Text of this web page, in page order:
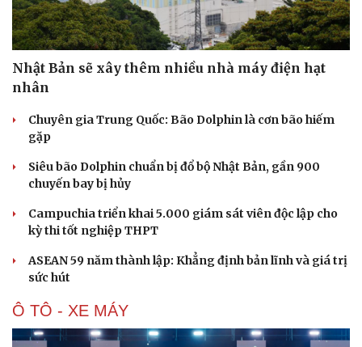
Tư vấn
Săn Tour
check-in
Câu chuyện thời sự
Đọc truyện đêm khuya
Cửa sổ tình yêu
Kể chuyện cho bé
Hạt giống tâm hồn
Nhật Bản sẽ xây thêm nhiều nhà máy điện hạt
nhân
Chuyên gia Trung Quốc: Bão Dolphin là cơn bão hiếm
gặp
Siêu bão Dolphin chuẩn bị đổ bộ Nhật Bản, gần 900
chuyến bay bị hủy
Campuchia triển khai 5.000 giám sát viên độc lập cho
kỳ thi tốt nghiệp THPT
ASEAN 59 năm thành lập: Khẳng định bản lĩnh và giá trị
sức hút
Ô TÔ - XE MÁY